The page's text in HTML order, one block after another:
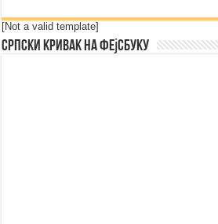
[Not a valid template]
Српски Кривак на Фејсбуку